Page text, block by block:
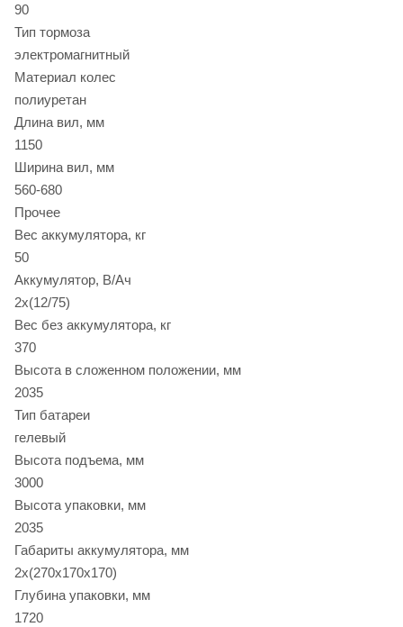
90
Тип тормоза
электромагнитный
Материал колес
полиуретан
Длина вил, мм
1150
Ширина вил, мм
560-680
Прочее
Вес аккумулятора, кг
50
Аккумулятор, В/Ач
2х(12/75)
Вес без аккумулятора, кг
370
Высота в сложенном положении, мм
2035
Тип батареи
гелевый
Высота подъема, мм
3000
Высота упаковки, мм
2035
Габариты аккумулятора, мм
2х(270х170х170)
Глубина упаковки, мм
1720